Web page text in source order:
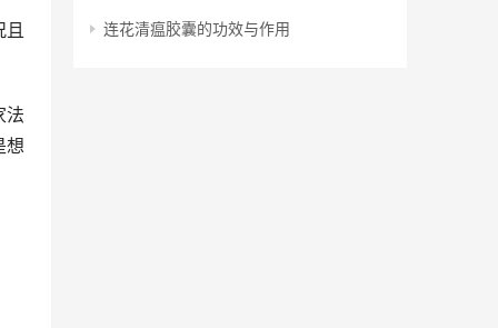
且
法
想
连花清瘟胶囊的功效与作用